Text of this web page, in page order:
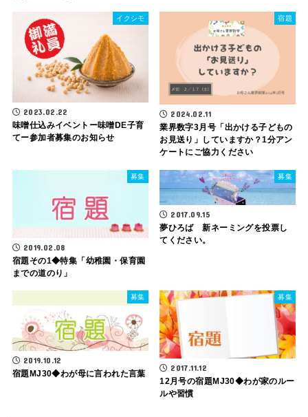
イクシモ
2023.02.22
味噌仕込みイベントー味噌DE子育
てー参加者募集のお知らせ
宿題
2024.02.11
業界数字3月号「出かける子どもの
お見送り」していますか？1分アン
ケートにご協力ください
募集
2019.02.08
宿題その1◆特集「幼稚園・保育園
までの道のり」
募集
2017.09.15
夢ひろば 新ネーミングを投票し
てください。
募集
2019.10.12
宿題MJ30◆わが母に言われた言葉
募集
2017.11.12
12月号の宿題MJ30◆わが家のルー
ルや習慣